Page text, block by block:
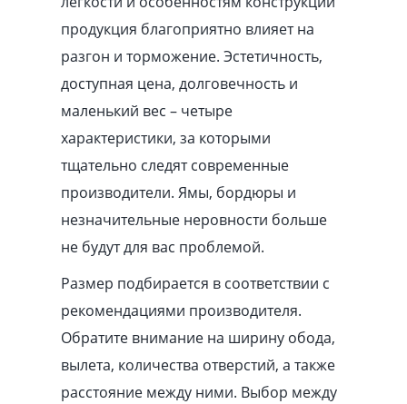
продукция благоприятно влияет на
разгон и торможение. Эстетичность,
доступная цена, долговечность и
маленький вес – четыре
характеристики, за которыми
тщательно следят современные
производители. Ямы, бордюры и
незначительные неровности больше
не будут для вас проблемой.
Размер подбирается в соответствии с
рекомендациями производителя.
Обратите внимание на ширину обода,
вылета, количества отверстий, а также
расстояние между ними. Выбор между